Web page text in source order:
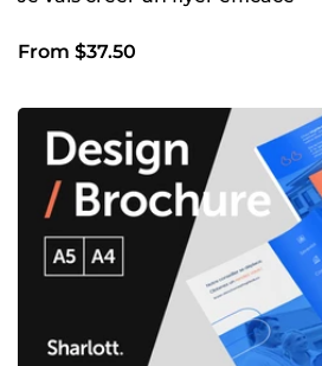
From $37.50